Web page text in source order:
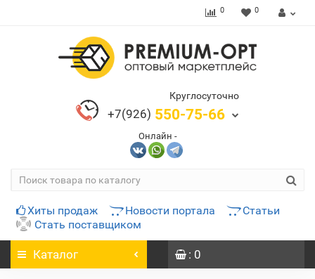
0 0
Круглосуточно
+7(926) 550-75-66
Онлайн -
Хиты продаж Новости портала
Статьи
Стать поставщиком
Каталог : 0